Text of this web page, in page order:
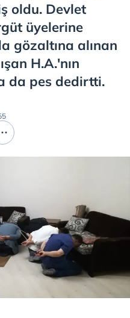
oldu. Devlet
üyelerine
gözaltına alınan
H.A.'nın
da pes dedirtti.